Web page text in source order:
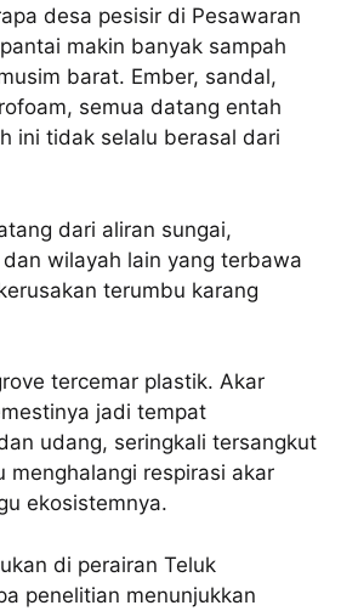
desa pesisir di Pesawaran
makin banyak sampah
barat. Ember, sandal,
semua datang entah
ini tidak selalu berasal dari
dari aliran sungai,
wilayah lain yang terbawa
terumbu karang
tercemar plastik. Akar
jadi tempat
udang, seringkali tersangkut
menghalangi respirasi akar
ekosistemnya.
di perairan Teluk
penelitian menunjukkan